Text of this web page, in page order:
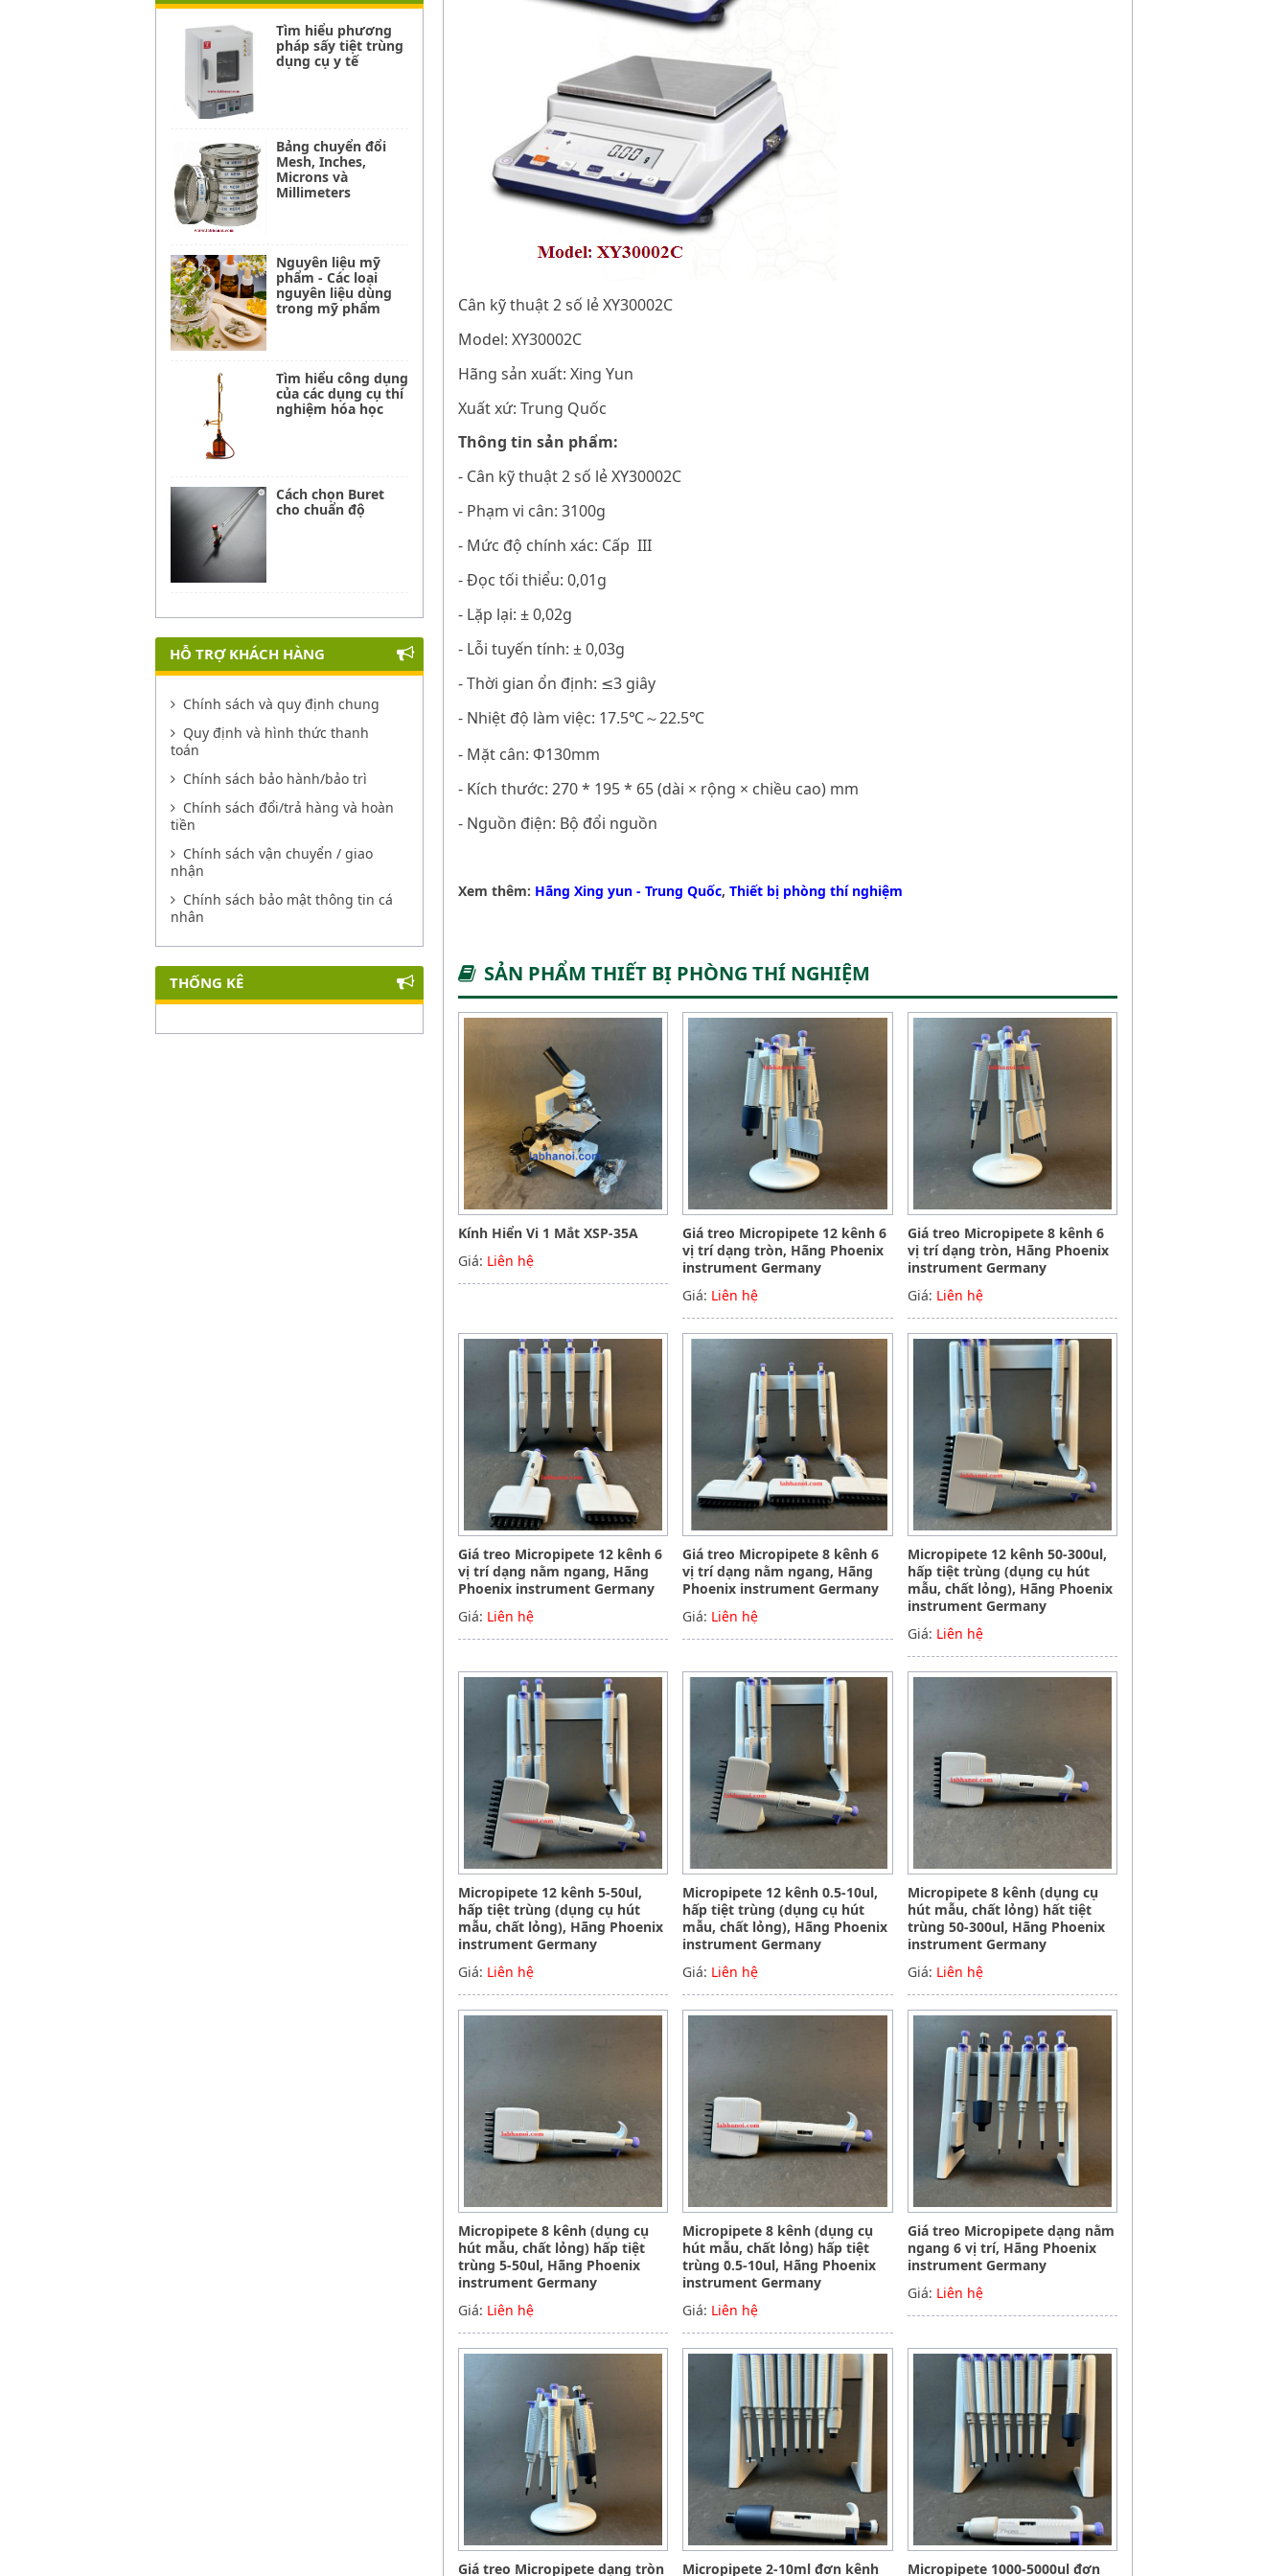
Cân kỹ thuật 2 số lẻ XY30002C
Model: XY30002C
Hãng sản xuất: Xing Yun
Xuất xứ: Trung Quốc
Thông tin sản phẩm:
- Cân kỹ thuật 2 số lẻ XY30002C
- Phạm vi cân: 3100g
- Mức độ chính xác: Cấp III
- Đọc tối thiểu: 0,01g
- Lặp lại: ± 0,02g
- Lỗi tuyến tính: ± 0,03g
- Thời gian ổn định: ≤3 giây
- Nhiệt độ làm việc: 17.5℃～22.5℃
- Mặt cân: Ф130mm
- Kích thước: 270 * 195 * 65(dài × rộng × chiều cao) mm
- Nguồn điện: Bộ đổi nguồn
Xem thêm: Hãng Xing yun - Trung Quốc, Thiết bị phòng thí nghiệm
SẢN PHẨM THIẾT BỊ PHÒNG THÍ NGHIỆM
Kính Hiển Vi 1 Mắt XSP-35A
Giá: Liên hệ
Giá treo Micropipete 12 kênh 6
vị trí dạng tròn, Hãng Phoenix
instrument Germany
Giá: Liên hệ
Giá treo Micropipete 8 kênh 6
vị trí dạng tròn, Hãng Phoenix
instrument Germany
Giá: Liên hệ
Giá treo Micropipete 12 kênh 6
vị trí dạng nằm ngang, Hãng
Phoenix instrument Germany
Giá: Liên hệ
Giá treo Micropipete 8 kênh 6
vị trí dạng nằm ngang, Hãng
Phoenix instrument Germany
Giá: Liên hệ
Micropipete 12 kênh 50-300ul,
hấp tiệt trùng (dụng cụ hút
mẫu, chất lỏng), Hãng Phoenix
instrument Germany
Giá: Liên hệ
Micropipete 12 kênh 5-50ul,
hấp tiệt trùng (dụng cụ hút
mẫu, chất lỏng), Hãng Phoenix
instrument Germany
Giá: Liên hệ
Micropipete 12 kênh 0.5-10ul,
hấp tiệt trùng (dụng cụ hút
mẫu, chất lỏng), Hãng Phoenix
instrument Germany
Giá: Liên hệ
Micropipete 8 kênh (dụng cụ
hút mẫu, chất lỏng) hất tiệt
trùng 50-300ul, Hãng Phoenix
instrument Germany
Giá: Liên hệ
Micropipete 8 kênh (dụng cụ
hút mẫu, chất lỏng) hấp tiệt
trùng 5-50ul, Hãng Phoenix
instrument Germany
Giá: Liên hệ
Micropipete 8 kênh (dụng cụ
hút mẫu, chất lỏng) hấp tiệt
trùng 0.5-10ul, Hãng Phoenix
instrument Germany
Giá: Liên hệ
Giá treo Micropipete dạng nằm
ngang 6 vị trí, Hãng Phoenix
instrument Germany
Giá: Liên hệ
Giá treo Micropipete dạng tròn Micropipete 2-10ml đơn kênh Micropipete 1000-5000ul đơn
Tìm hiểu phương
pháp sấy tiệt trùng
dụng cụ y tế
Bảng chuyển đổi
Mesh, Inches,
Microns và
Millimeters
Nguyên liệu mỹ
phẩm - Các loại
nguyên liệu dùng
trong mỹ phẩm
Tìm hiểu công dụng
của các dụng cụ thí
nghiệm hóa học
Cách chọn Buret
cho chuẩn độ
HỖ TRỢ KHÁCH HÀNG
Chính sách và quy định chung
Quy định và hình thức thanh
toán
Chính sách bảo hành/bảo trì
Chính sách đổi/trả hàng và hoàn
tiền
Chính sách vận chuyển / giao
nhận
Chính sách bảo mật thông tin cá
nhân
THỐNG KÊ